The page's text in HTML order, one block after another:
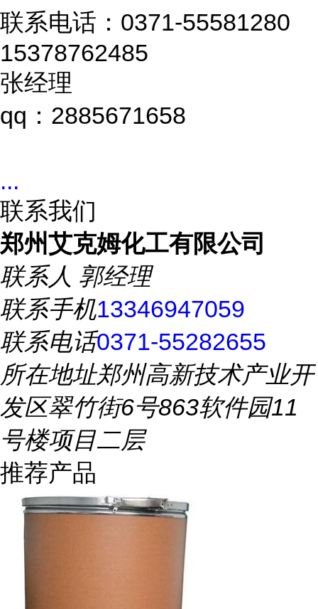
联系电话：0371-55581280
15378762485
张经理
qq：2885671658
...
联系我们
郑州艾克姆化工有限公司
联系人 郭经理
联系手机13346947059
联系电话0371-55282655
所在地址郑州高新技术产业开
发区翠竹街6号863软件园11
号楼项目二层
推荐产品